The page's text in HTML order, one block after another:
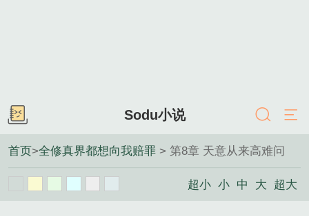
Sodu小说
首页>全修真界都想向我赔罪 > 第8章 天意从来高难问
超小 小 中 大 超大